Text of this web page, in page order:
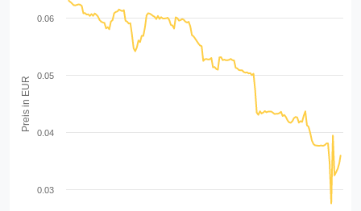
Preis in EUR
0.03
0.04
0.05
0.06